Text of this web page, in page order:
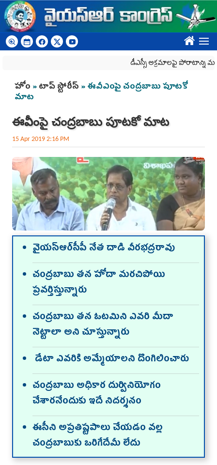
Skip to main content
????
డీఎస్సీ అక్రమాలపై పోరాటాన్ని మరింత
You are here
హోం »టాప్ స్టోరీస్ » ఈవీఎంపై చంద్రబాబు పూటకో
మాట
ఈవీఎంపై చంద్రబాబు పూటకో మాట
15 Apr 2019 2:16 PM
వైయస్‌ఆర్‌సీపీ నేత దాడి వీరభద్రరావు
చంద్రబాబు తన హోదా మరచిపోయి
ప్రవర్తిస్తున్నారు
చంద్రబాబు తన ఓటమిని ఎవరి మీదా
నెట్టాలా అని చూస్తున్నారు
డేటా ఎవరికి అమ్మేయాలని దొంగిలించారు
చంద్రబాబు అధికార దుర్వినియోగం
చేశారనేందుకు ఇదే నిదర్శనం
ఈసీని అప్రతిష్టపాలు చేయడం వల్ల
చంద్రబాబుకు ఒరిగేదేమీ లేదు